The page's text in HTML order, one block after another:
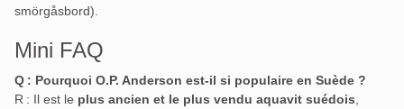
smörgåsbord).
Mini FAQ
Q : Pourquoi O.P. Anderson est-il si populaire en Suède ?
R : Il est le plus ancien et le plus vendu aquavit suédois